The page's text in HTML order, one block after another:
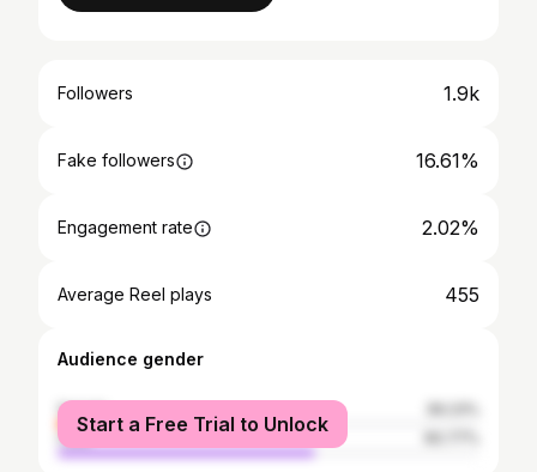
Followers 1.9k
Fake followers 16.61%
Engagement rate 2.02%
Average Reel plays 455
Audience gender
female
male
Start a Free Trial to Unlock